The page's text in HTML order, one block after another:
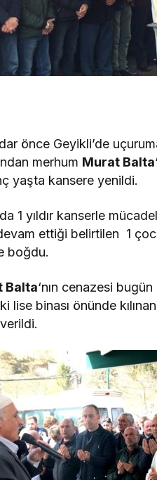
önce Geyikli’de
merhum Murat Balta
yaşta kansere yenildi.
1 yıldır kanserle
ettiği belirtilen 1
boğdu.
Balta‘nın cenazesi
lise binası önünde